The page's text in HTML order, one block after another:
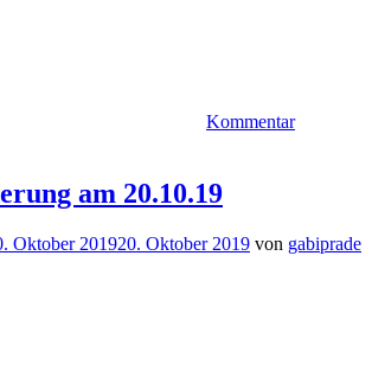
Kommentar
am 20.10.19
Oktober 201920. Oktober 2019 von gabiprade